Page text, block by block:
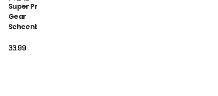
Super Pro Combat
Gear
Scheenbeschermer
Zwart
33.99